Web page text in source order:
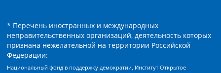
* Перечень иностранных и международных
неправительственных организаций, деятельность которых
признана нежелательной на территории Российской
Федерации:
Национальный фонд в поддержку демократии, Институт Открытое